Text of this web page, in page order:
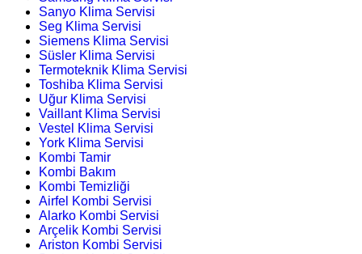
Sanyo Klima Servisi
Seg Klima Servisi
Siemens Klima Servisi
Süsler Klima Servisi
Termoteknik Klima Servisi
Toshiba Klima Servisi
Uğur Klima Servisi
Vaillant Klima Servisi
Vestel Klima Servisi
York Klima Servisi
Kombi Tamir
Kombi Bakım
Kombi Temizliği
Airfel Kombi Servisi
Alarko Kombi Servisi
Arçelik Kombi Servisi
Ariston Kombi Servisi